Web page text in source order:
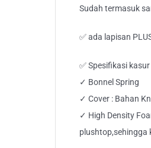
Sudah termasuk
✅ ada lapisan
✅ Spesifikasi kasur
✓ Bonnel Spring
✓ Cover : Bahan
✓ High Density
plushtop,sehingga